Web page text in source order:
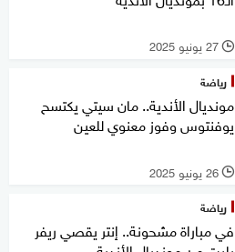
l 27 يونيو 2025
رياضة
مونديال الأندية.. مان سيتي يكتسح
يوفنتوس وفوز معنوي للعين
l 26 يونيو 2025
رياضة
في مباراة مشحونة.. إنتر يقصي ريفر